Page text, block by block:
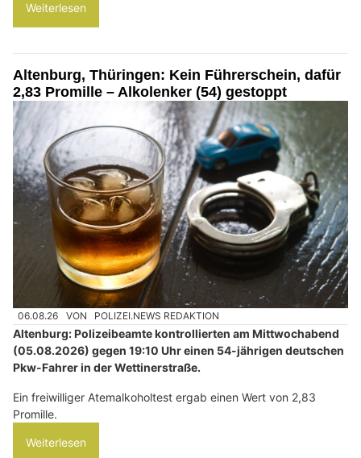
Weiterlesen
Altenburg, Thüringen: Kein Führerschein, dafür
2,83 Promille – Alkolenker (54) gestoppt
06.08.26 VON POLIZEI.NEWS REDAKTION
Altenburg: Polizeibeamte kontrollierten am Mittwochabend
(05.08.2026) gegen 19:10 Uhr einen 54-jährigen deutschen
Pkw-Fahrer in der Wettinerstraße.
Ein freiwilliger Atemalkoholtest ergab einen Wert von 2,83
Promille.
Weiterlesen